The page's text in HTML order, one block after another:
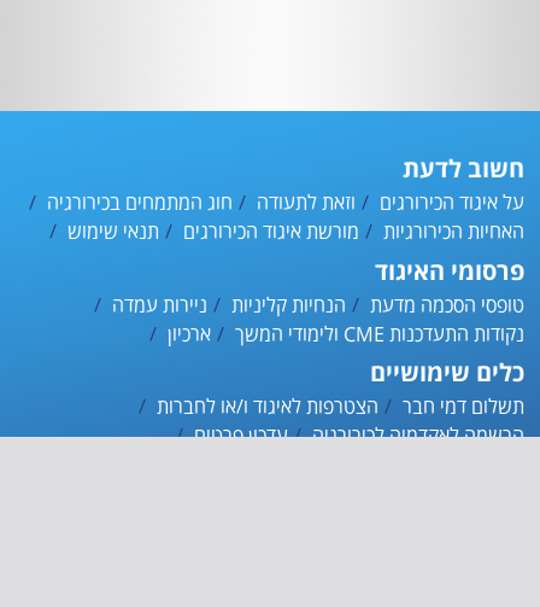
חשוב לדעת
על איגוד הכירורגים וזאת לתעודה חוג המתמחים בכירורגיה
האחיות הכירורגיות מורשת איגוד הכירורגים תנאי שימוש
פרסומי האיגוד
טופסי הסכמה מדעת הנחיות קליניות ניירות עמדה
נקודות התעדכנות CME ולימודי המשך ארכיון
כלים שימושיים
תשלום דמי חבר הצטרפות לאיגוד ו/או לחברות
הרשמה לאקדמיה לכירורגיה עדכון פרטים